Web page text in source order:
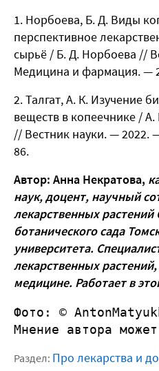
Норбоева, Б. Д. Виды
перспективное
сырьё / Б. Д. Норбоева //
Медицина и фармация. —
Талгат, А. К. Изучение
веществ в копеечнике /
// Вестник науки. — 2022.
86.
Автор: Анна Некратова, к
наук, доцент, научный
лекарственных растений
ботанического сада
университета.
лекарственных
медицине. Работает в
Фото: ©
Мнение автора
Раздел: Про лекарства и